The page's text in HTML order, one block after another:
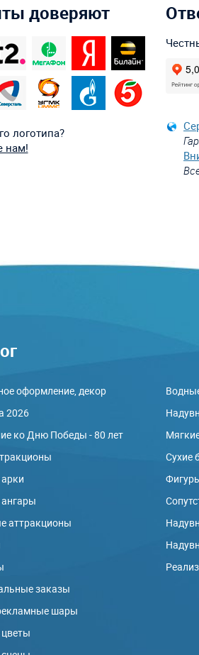
доверяют
логотипа?
нам!
оформление, декор
2026
ко Дню Победы - 80 лет
аттракционы
заказы
шары
Сухие